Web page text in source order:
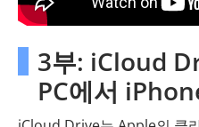
3부: iCloud
PC에서